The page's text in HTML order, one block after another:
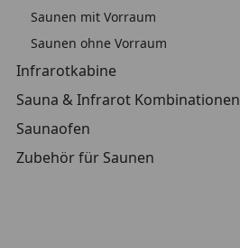
Saunen mit Vorraum
Saunen ohne Vorraum
Infrarotkabine
Sauna & Infrarot Kombinationen
Saunaofen
Zubehör für Saunen